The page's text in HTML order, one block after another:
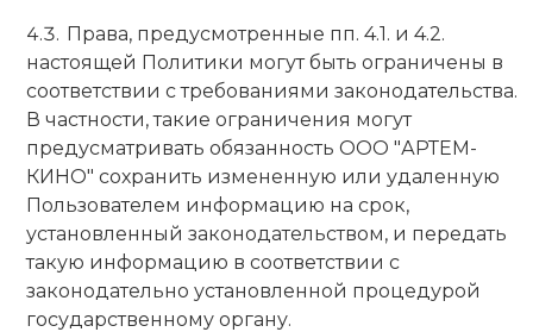
Права, предусмотренные пп. 4.1. и 4.2.
настоящей Политики могут быть ограничены в
соответствии с требованиями законодательства.
В частности, такие ограничения могут
предусматривать обязанность ООО "АРТЕМ-
КИНО" сохранить измененную или удаленную
Пользователем информацию на срок,
установленный законодательством, и передать
такую информацию в соответствии с
законодательно установленной процедурой
государственному органу.